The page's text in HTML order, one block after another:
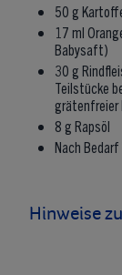
50 g
17 ml
Babysaft)
30 g
Teilstücke
grätenfreier
8 g Rapsöl
Nach
Hinweise